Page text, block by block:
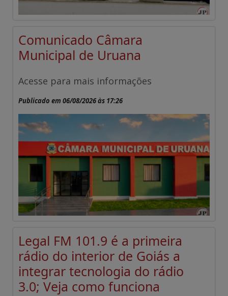
Comunicado Câmara
Municipal de Uruana
Acesse para mais informações
Publicado em 06/08/2026 às 17:26
Legal FM 101.9 é a primeira
rádio do interior de Goiás a
integrar tecnologia do rádio
3.0; Veja como funciona